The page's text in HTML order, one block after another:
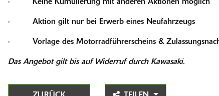
· Keine Kumulierung mit anderen Aktionen möglich
· Aktion gilt nur bei Erwerb eines Neufahrzeugs
· Vorlage des Motorradführerscheins &
Das Angebot gilt bis auf Widerruf durch Kawasaki.